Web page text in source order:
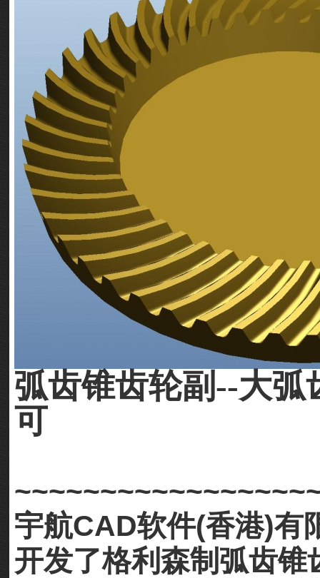
弧齿锥齿轮副--大弧
可
宇航CAD软件(香港)有
开发了格利森制弧齿